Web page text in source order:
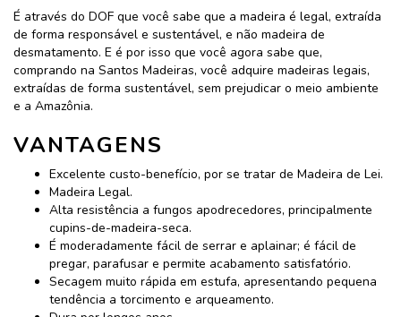
É através do DOF que você sabe que a madeira é legal, extraída
de forma responsável e sustentável, e não madeira de
desmatamento. E é por isso que você agora sabe que,
comprando na Santos Madeiras, você adquire madeiras legais,
extraídas de forma sustentável, sem prejudicar o meio ambiente
e a Amazônia.
VANTAGENS
Excelente custo-benefício, por se tratar de Madeira de Lei.
Madeira Legal.
Alta resistência a fungos apodrecedores, principalmente
cupins-de-madeira-seca.
É moderadamente fácil de serrar e aplainar; é fácil de
pregar, parafusar e permite acabamento satisfatório.
Secagem muito rápida em estufa, apresentando pequena
tendência a torcimento e arqueamento.